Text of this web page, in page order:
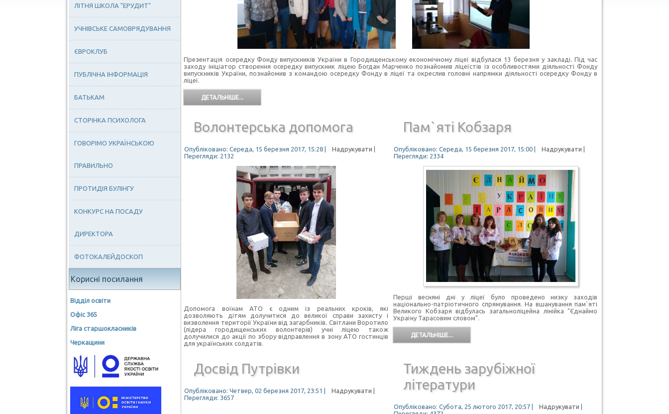
ЛІТНЯ ШКОЛА "ЕРУДИТ"
УЧНІВСЬКЕ САМОВРЯДУВАННЯ
ЄВРОКЛУБ
ПУБЛІЧНА ІНФОРМАЦІЯ
БАТЬКАМ
СТОРІНКА ПСИХОЛОГА
ГОВОРІМО УКРАЇНСЬКОЮ
ПРАВИЛЬНО
ПРОТИДІЯ БУЛІНГУ
КОНКУРС НА ПОСАДУ
ДИРЕКТОРА
ФОТОКАЛЕЙДОСКОП
Корисні посилання
Відділ освіти
Офіс 365
Ліга старшокласників
Черкащини
Презентація осередку Фонду випускників України в Городищенському економічному ліцеї відбулася 13 березня у закладі. Під час
заходу ініціатор створення осередку випускник ліцею Богдан Марченко познайомив ліцеїстів із особливостями діяльності Фонду
випускників України, познайомив з командою осередку Фонду в ліцеї та окреслив головні напрямки діяльності осередку Фонду в
ліцеї.
ДЕТАЛЬНІШЕ...
Волонтерська допомога
Опубліковано: Середа, 15 березня 2017, 15:28 Надрукувати
Перегляди: 2132
Допомога воїнам АТО є одним із реальних кроків, які
дозволяють дітям долучитися до великої справи захисту і
визволення території України від загарбників. Світлани Воротило
(лідера городищенських волонтерів) учні ліцею також
долучилися до акції по збору відправлення в зону АТО гостинців
для українських солдатів.
Пам`яті Кобзаря
Опубліковано: Середа, 15 березня 2017, 15:00| Надрукувати
Перегляди: 2334
Перші весняні дні у ліцеї було проведено низку заходів
національно-патріотичного спрямування. На вшанування пам`яті
Великого Кобзаря відбулась загальноліцейна лінійка "Єднаймо
Україну Тарасовим словом".
ДЕТАЛЬНІШЕ...
Досвід Путрівки
Опубліковано: Четвер, 02 березня 2017, 23:51 Надрукувати
Перегляди: 3657
Тиждень зарубіжної
літератури
Опубліковано: Субота, 25 лютого 2017, 20:57| Надрукувати